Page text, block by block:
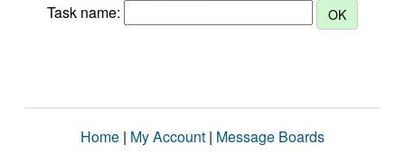
Task name:
Home | My Account | Message Boards